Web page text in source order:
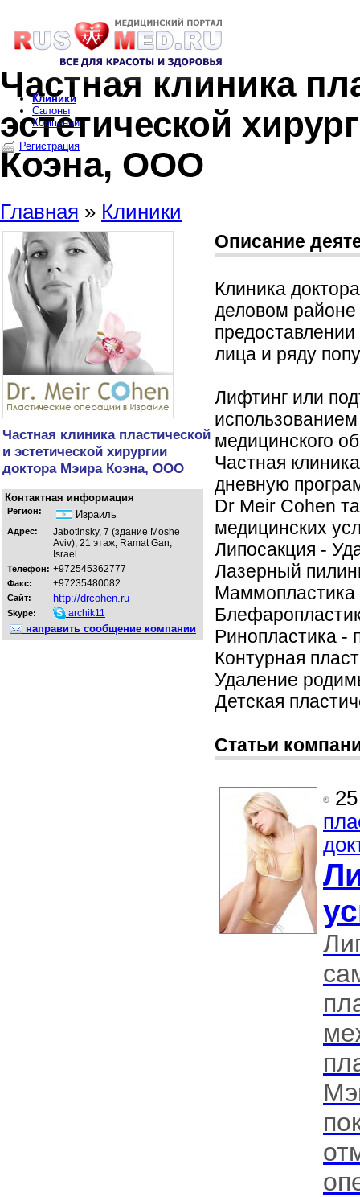
Частная клиника
эстетической
Коэна, ООО
Главная » Клиники
Частная клиника пластической
и эстетической хирургии
доктора Мэира Коэна, ООО
Контактная информация
Регион: Израиль
Адрес:
Jabotinsky, 7 (здание Moshe
Aviv), 21 этаж, Ramat Gan,
Israel.
Телефон: +972545362777
Факс: +97235480082
Сайт: http://drcohen.ru
Skype: archik11
направить сообщение компании
Описание
Клиника
деловом районе
лица и ряду
Лифтинг или
медицинского
Частная
дневную
Dr Meir Cohen
медицинских
Липосакция -
Лазерный
Маммопластика
Ринопластика -
Контурная
Удаление
Детская
Статьи
Клиники
Салоны
Компании
Регистрация